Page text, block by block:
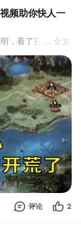
频助你快人一
，看了它定你助
... 全文
评论 2